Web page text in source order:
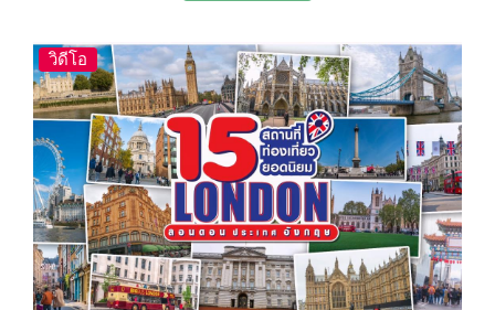
สามารถบอกเล่าเรื่องราวของความเป็น “ไซ่ง่อน” ได้
อย่างดีเยี่ยม
วิดีโอ